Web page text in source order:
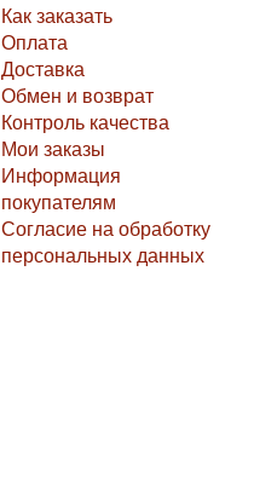
Как заказать
Оплата
Доставка
Обмен и возврат
Контроль качества
Мои заказы
Информация
покупателям
Согласие на обработку
персональных данных